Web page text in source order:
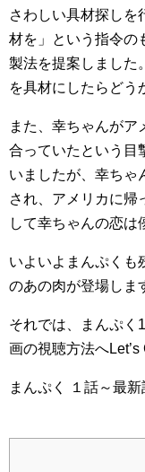
さわしい具材探しを
材を」という指令の
製法を提案しました
を具材にしたらどう
また、幸ちゃんがア
合っていたという目
いましたが、幸ちゃ
され、アメリカに帰
して幸ちゃんの恋は
いよいよまんぷくも
のあの肉が登場しま
それでは、まんぷく
画の視聴方法へLet’s
まんぷく １話～最